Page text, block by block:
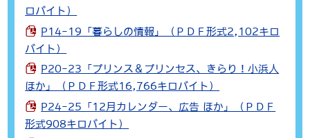
ロバイト）
P14-19「暮らしの情報」（ＰＤＦ形式2,102キロ
バイト）
P20-23「プリンス＆プリンセス、きらり！小浜人
ほか」（ＰＤＦ形式16,766キロバイト）
P24-25「12月カレンダー、広告 ほか」（ＰＤＦ
形式908キロバイト）